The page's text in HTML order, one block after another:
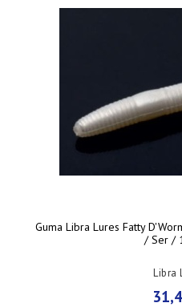
Guma Libra Lures Fatty
/ Ser /
Libra